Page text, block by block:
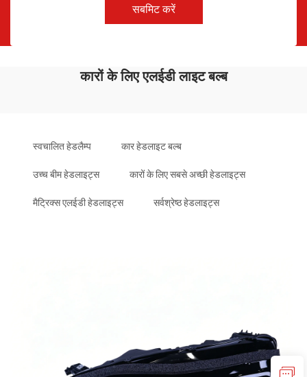
सबमिट करें
कारों के लिए एलईडी लाइट बल्ब
स्वचालित हेडलैम्प कार हेडलाइट बल्ब
उच्च बीम हेडलाइट्स कारों के लिए सबसे अच्छी हेडलाइट्स
मैट्रिक्स एलईडी हेडलाइट्स सर्वश्रेष्ठ हेडलाइट्स